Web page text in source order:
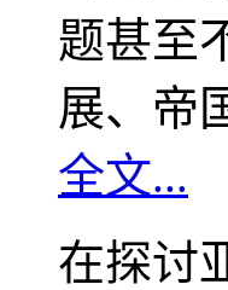
题甚至
展、帝
全文...
在探讨